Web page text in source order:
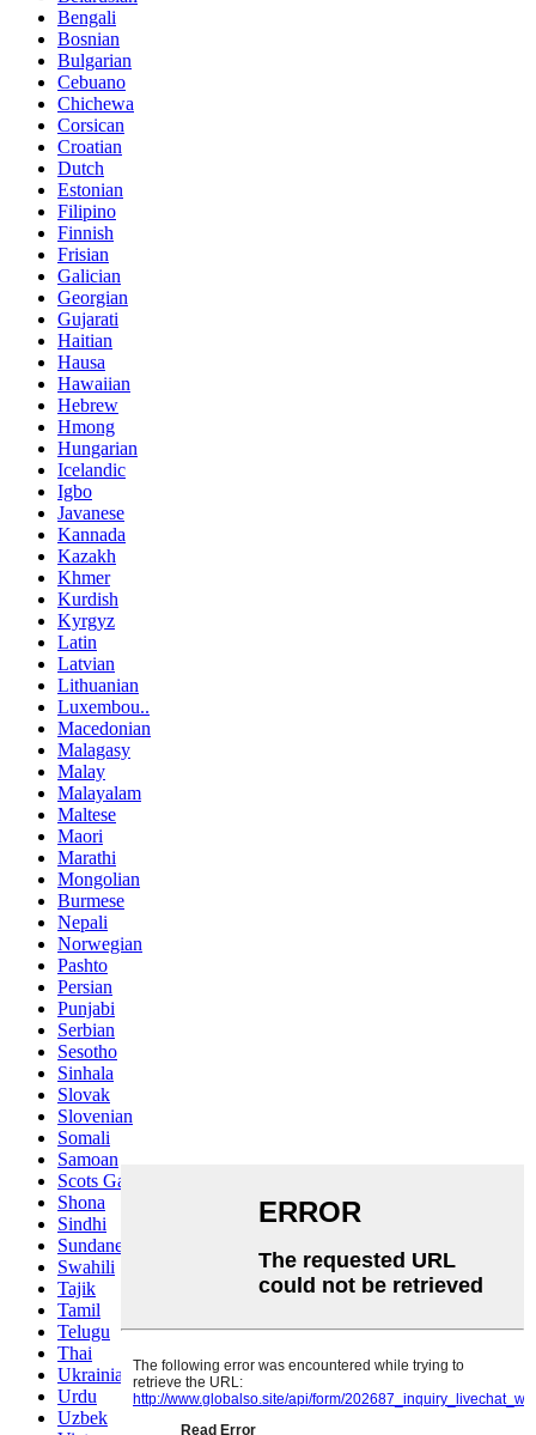
Bengali
Bosnian
Bulgarian
Cebuano
Chichewa
Corsican
Croatian
Dutch
Estonian
Filipino
Finnish
Frisian
Galician
Georgian
Gujarati
Haitian
Hausa
Hawaiian
Hebrew
Hmong
Hungarian
Icelandic
Igbo
Javanese
Kannada
Kazakh
Khmer
Kurdish
Kyrgyz
Latin
Latvian
Lithuanian
Luxembou..
Macedonian
Malagasy
Malay
Malayalam
Maltese
Maori
Marathi
Mongolian
Burmese
Nepali
Norwegian
Pashto
Persian
Punjabi
Serbian
Sesotho
Sinhala
Slovak
Slovenian
Somali
Samoan
Scots Gaelic
Shona
Sindhi
Sundanese
Swahili
Tajik
Tamil
Telugu
Thai
Ukrainian
Urdu
Uzbek